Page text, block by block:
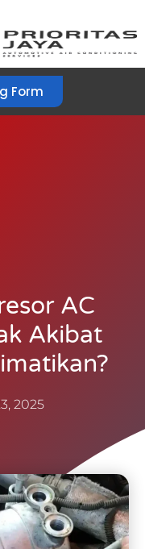
Form
AC
Akibat
2025